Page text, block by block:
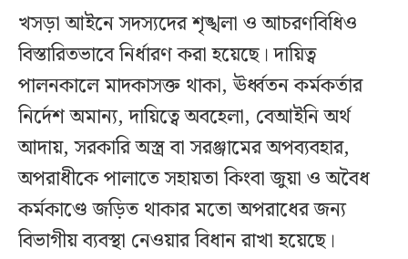
খসড়া আইনে সদস্যদের শৃঙ্খলা ও আচরণবিধিও
বিস্তারিতভাবে নির্ধারণ করা হয়েছে। দায়িত্ব
পালনকালে মাদকাসক্ত থাকা, ঊর্ধ্বতন কর্মকর্তার
নির্দেশ অমান্য, দায়িত্বে অবহেলা, বেআইনি অর্থ
আদায়, সরকারি অস্ত্র বা সরঞ্জামের অপব্যবহার,
অপরাধীকে পালাতে সহায়তা কিংবা জুয়া ও অবৈধ
কর্মকাণ্ডে জড়িত থাকার মতো অপরাধের জন্য
বিভাগীয় ব্যবস্থা নেওয়ার বিধান রাখা হয়েছে।